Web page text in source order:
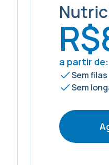
a partir de:
Sem filas
Sem